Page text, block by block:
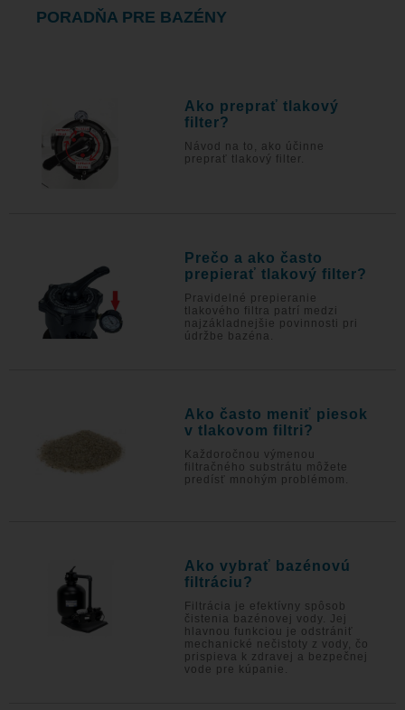
PORADŇA PRE BAZÉNY
Ako preprať tlakový
filter?
Návod na to, ako účinne
preprať tlakový filter.
Prečo a ako často
prepierať tlakový filter?
Pravidelné prepieranie
tlakového filtra patrí medzi
najzákladnejšie povinnosti pri
údržbe bazéna.
Ako často meniť piesok
v tlakovom filtri?
Každoročnou výmenou
filtračného substrátu môžete
predísť mnohým problémom.
Ako vybrať bazénovú
filtráciu?
Filtrácia je efektívny spôsob
čistenia bazénovej vody. Jej
hlavnou funkciou je odstrániť
mechanické nečistoty z vody, čo
prispieva k zdravej a bezpečnej
vode pre kúpanie.